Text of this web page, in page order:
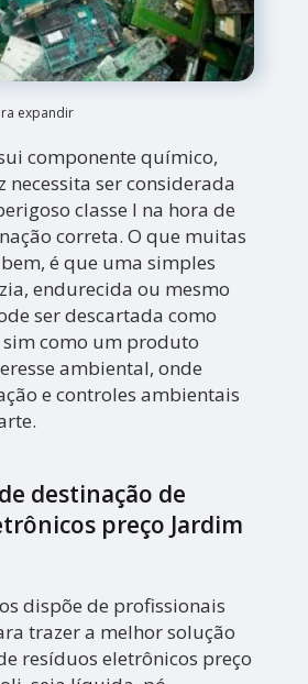
expandir
componente químico,
necessita ser considerada
classe I na hora de
correta. O que muitas
é que uma simples
endurecida ou mesmo
ser descartada como
sim como um produto
ambiental, onde
e controles ambientais
destinação de
preço Jardim
dispõe de profissionais
trazer a melhor solução
resíduos eletrônicos preço